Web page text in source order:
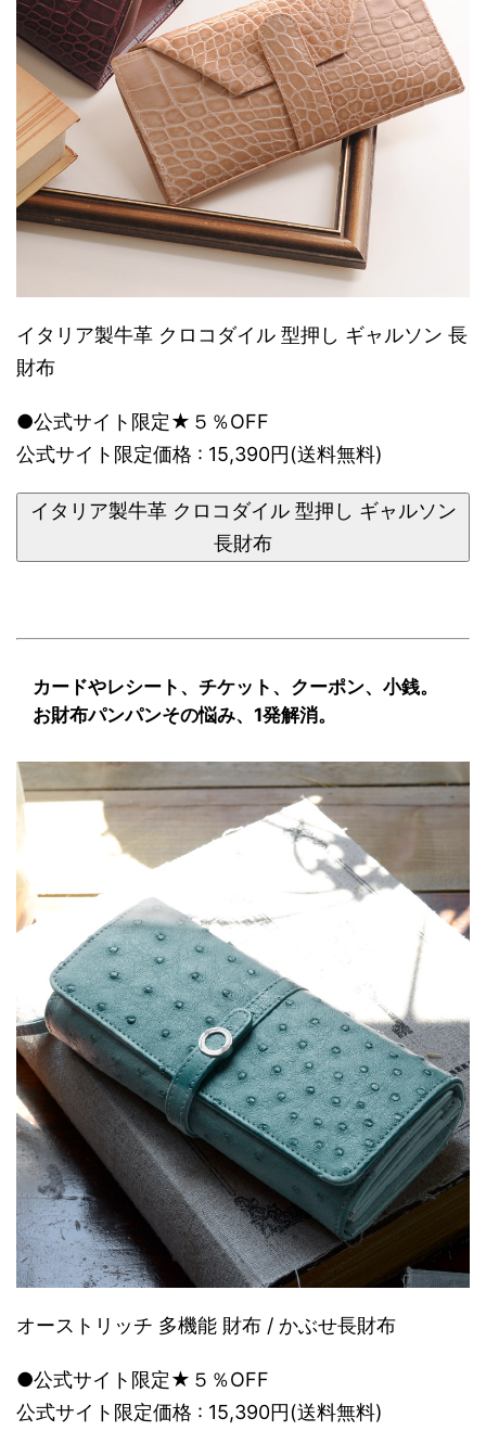
イタリア製牛革 クロコダイル 型押し ギャルソン 長
財布
●公式サイト限定★５％OFF
公式サイト限定価格 : 15,390円(送料無料)
イタリア製牛革 クロコダイル 型押し ギャルソン
長財布
カードやレシート、チケット、クーポン、小銭。
お財布パンパンその悩み、1発解消。
オーストリッチ 多機能 財布 / かぶせ長財布
●公式サイト限定★５％OFF
公式サイト限定価格 : 15,390円(送料無料)